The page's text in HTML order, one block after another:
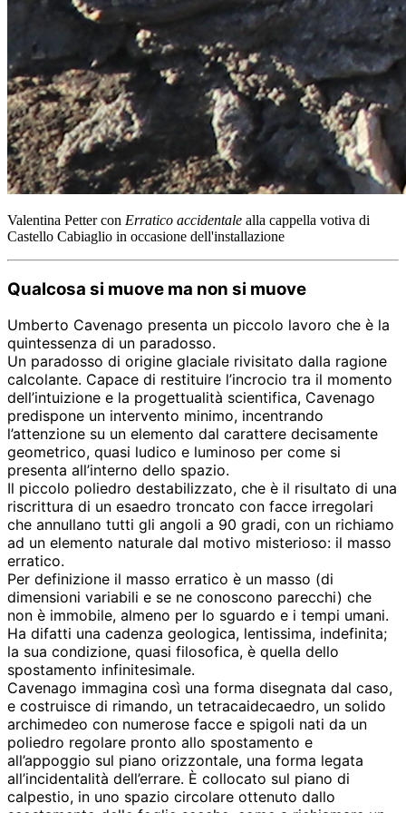
Valentina Petter con Erratico accidentale alla cappella votiva di
Castello Cabiaglio in occasione dell'installazione
Qualcosa si muove ma non si muove
Umberto Cavenago presenta un piccolo lavoro che è la
quintessenza di un paradosso.
Un paradosso di origine glaciale rivisitato dalla ragione
calcolante. Capace di restituire l’incrocio tra il momento
dell’intuizione e la progettualità scientifica, Cavenago
predispone un intervento minimo, incentrando
l’attenzione su un elemento dal carattere decisamente
geometrico, quasi ludico e luminoso per come si
presenta all’interno dello spazio.
Il piccolo poliedro destabilizzato, che è il risultato di una
riscrittura di un esaedro troncato con facce irregolari
che annullano tutti gli angoli a 90 gradi, con un richiamo
ad un elemento naturale dal motivo misterioso: il masso
erratico.
Per definizione il masso erratico è un masso (di
dimensioni variabili e se ne conoscono parecchi) che
non è immobile, almeno per lo sguardo e i tempi umani.
Ha difatti una cadenza geologica, lentissima, indefinita;
la sua condizione, quasi filosofica, è quella dello
spostamento infinitesimale.
Cavenago immagina così una forma disegnata dal caso,
e costruisce di rimando, un tetracaidecaedro, un solido
archimedeo con numerose facce e spigoli nati da un
poliedro regolare pronto allo spostamento e
all’appoggio sul piano orizzontale, una forma legata
all’incidentalità dell’errare. È collocato sul piano di
calpestio, in uno spazio circolare ottenuto dallo